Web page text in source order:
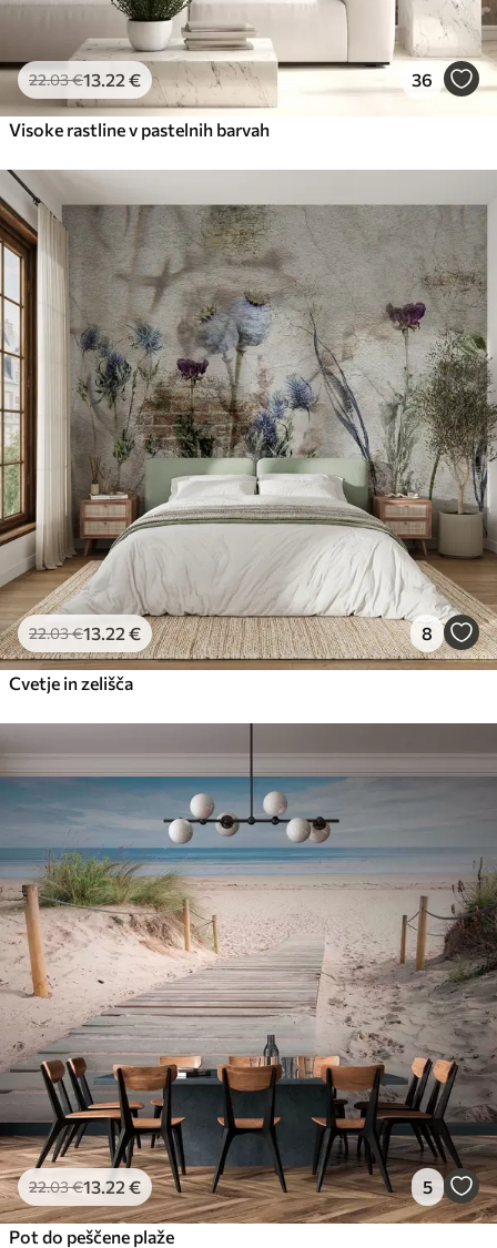
22.03€13 .22 € 36
Visoke rastline v pastelnih barvah
22.03€13 .22 € 8
Cvetje in zelišča
22.03€13 .22 € 5
Pot do peščene plaže